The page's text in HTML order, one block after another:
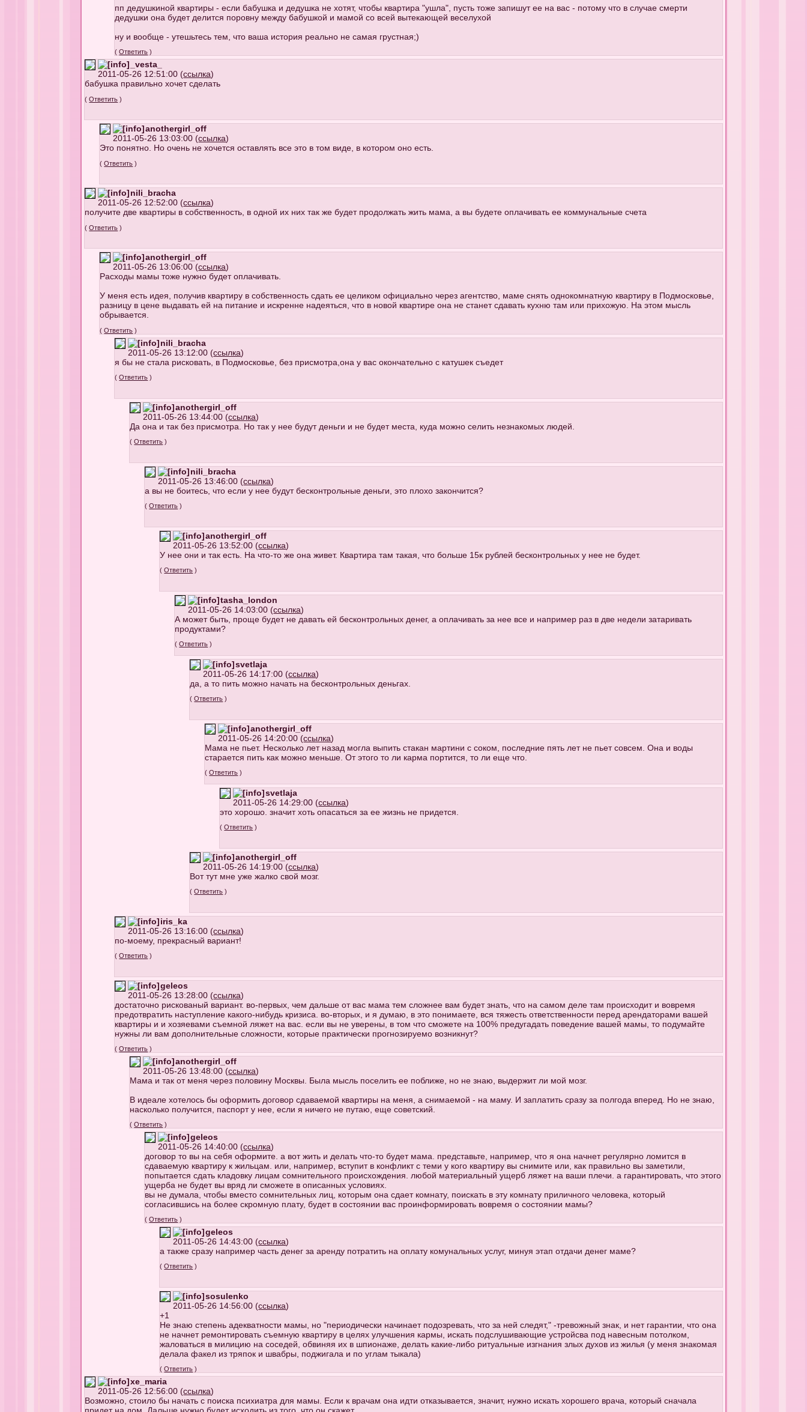
пп дедушкиной квартиры - если бабушка и дедушка не хотят, чтобы квартира "ушла", пусть тоже запишут ее на вас - потому что в случае смерти
дедушки она будет делится поровну между бабушкой и мамой со всей вытекающей веселухой
ну и вообще - утешьтесь тем, что ваша история реально не самая грустная;)
(Ответить )
_vesta_
2011-05-26 12:51:00 (ссылка)
бабушка правильно хочет сделать
(Ответить )
anothergirl_off
2011-05-26 13:03:00 (ссылка)
Это понятно. Но очень не хочется оставлять все это в том виде, в котором оно есть.
(Ответить )
nili_bracha
2011-05-26 12:52:00 (ссылка)
получите две квартиры в собственность, в одной их них так же будет продолжать жить мама, а вы будете оплачивать ее коммунальные счета
(Ответить )
anothergirl_off
2011-05-26 13:06:00 (ссылка)
Расходы мамы тоже нужно будет оплачивать.
У меня есть идея, получив квартиру в собственность сдать ее целиком официально через агентство, маме снять однокомнатную квартиру в Подмосковье,
разницу в цене выдавать ей на питание и искренне надеяться, что в новой квартире она не станет сдавать кухню там или прихожую. На этом мысль
обрывается.
(Ответить )
nili_bracha
2011-05-26 13:12:00 (ссылка)
я бы не стала рисковать, в Подмосковье, без присмотра,она у вас окончательно с катушек съедет
(Ответить )
anothergirl_off
2011-05-26 13:44:00 (ссылка)
Да она и так без присмотра. Но так у нее будут деньги и не будет места, куда можно селить незнакомых людей.
(Ответить )
nili_bracha
2011-05-26 13:46:00 (ссылка)
а вы не боитесь, что если у нее будут бесконтрольные деньги, это плохо закончится?
(Ответить )
anothergirl_off
2011-05-26 13:52:00 (ссылка)
У нее они и так есть. На что-то же она живет. Квартира там такая, что больше 15к рублей бесконтрольных у нее не будет.
(Ответить )
tasha_london
2011-05-26 14:03:00 (ссылка)
А может быть, проще будет не давать ей бесконтрольных денег, а оплачивать за нее все и например раз в две недели затаривать
продуктами?
(Ответить )
svetlaja
2011-05-26 14:17:00 (ссылка)
да, а то пить можно начать на бесконтрольных деньгах.
(Ответить )
anothergirl_off
2011-05-26 14:20:00 (ссылка)
Мама не пьет. Несколько лет назад могла выпить стакан мартини с соком, последние пять лет не пьет совсем. Она и воды
старается пить как можно меньше. От этого то ли карма портится, то ли еще что.
(Ответить )
svetlaja
2011-05-26 14:29:00 (ссылка)
это хорошо. значит хоть опасаться за ее жизнь не придется.
(Ответить )
anothergirl_off
2011-05-26 14:19:00 (ссылка)
Вот тут мне уже жалко свой мозг.
(Ответить )
iris_ka
2011-05-26 13:16:00 (ссылка)
по-моему, прекрасный вариант!
(Ответить )
geleos
2011-05-26 13:28:00 (ссылка)
достаточно рискованый вариант. во-первых, чем дальше от вас мама тем сложнее вам будет знать, что на самом деле там происходит и вовремя
предотвратить наступление какого-нибудь кризиса. во-вторых, и я думаю, в это понимаете, вся тяжесть ответственности перед арендаторами вашей
квартиры и и хозяевами съемной ляжет на вас. если вы не уверены, в том что сможете на 100% предугадать поведение вашей мамы, то подумайте
нужны ли вам дополнительные сложности, которые практически прогнозируемо возникнут?
(Ответить )
anothergirl_off
2011-05-26 13:48:00 (ссылка)
Мама и так от меня через половину Москвы. Была мысль поселить ее поближе, но не знаю, выдержит ли мой мозг.
В идеале хотелось бы оформить договор сдаваемой квартиры на меня, а снимаемой - на маму. И заплатить сразу за полгода вперед. Но не знаю,
насколько получится, паспорт у нее, если я ничего не путаю, еще советский.
(Ответить )
geleos
2011-05-26 14:40:00 (ссылка)
договор то вы на себя оформите. а вот жить и делать что-то будет мама. представьте, например, что я она начнет регулярно ломится в
сдаваемую квартиру к жильцам. или, например, вступит в конфликт с теми у кого квартиру вы снимите или, как правильно вы заметили,
попытается сдать кладовку лицам сомнительного происхождения. любой материальный ущерб ляжет на ваши плечи. а гарантировать, что этого
ущерба не будет вы вряд ли сможете в описанных условиях.
вы не думала, чтобы вместо сомнительных лиц, которым она сдает комнату, поискать в эту комнату приличного человека, который
согласившись на более скромную плату, будет в состоянии вас проинформировать вовремя о состоянии мамы?
(Ответить )
geleos
2011-05-26 14:43:00 (ссылка)
а также сразу например часть денег за аренду потратить на оплату комунальных услуг, минуя этап отдачи денег маме?
(Ответить )
sosulenko
2011-05-26 14:56:00 (ссылка)
+1
Не знаю степень адекватности мамы, но "периодически начинает подозревать, что за ней следят," -тревожный знак, и нет гарантии, что она
не начнет ремонтировать съемную квартиру в целях улучшения кармы, искать подслушивающие устройсва под навесным потолком,
жаловаться в милицию на соседей, обвиняя их в шпионаже, делать какие-либо ритуальные изгнания злых духов из жилья (у меня знакомая
делала факел из тряпок и швабры, поджигала и по углам тыкала)
(Ответить )
xe_maria
2011-05-26 12:56:00 (ссылка)
Возможно, стоило бы начать с поиска психиатра для мамы. Если к врачам она идти отказывается, значит, нужно искать хорошего врача, который сначала